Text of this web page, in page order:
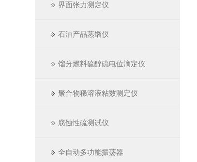
界面张力测定仪
石油产品蒸馏仪
馏分燃料硫醇硫电位滴定仪
聚合物稀溶液粘数测定仪
腐蚀性硫测试仪
全自动多功能振荡器